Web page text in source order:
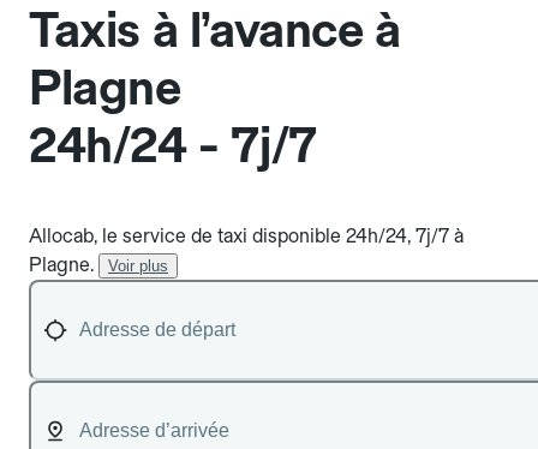
Taxis à l’avance à
Plagne
24h/24 - 7j/7
Allocab, le service de taxi disponible 24h/24, 7j/7 à
Plagne.
Voir plus